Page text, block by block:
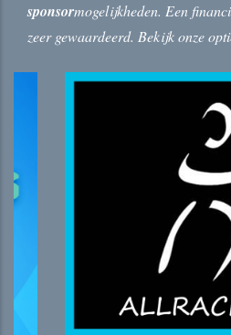
sponsormogelijkheden. Een
zeer gewaardeerd. Bekijk onze